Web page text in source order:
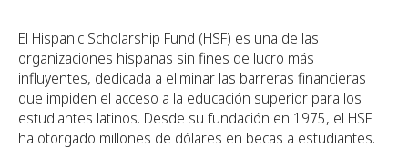
El Hispanic Scholarship Fund (HSF) es una de las
organizaciones hispanas sin fines de lucro más
influyentes, dedicada a eliminar las barreras financieras
que impiden el acceso a la educación superior para los
estudiantes latinos. Desde su fundación en 1975, el HSF
ha otorgado millones de dólares en becas a estudiantes.